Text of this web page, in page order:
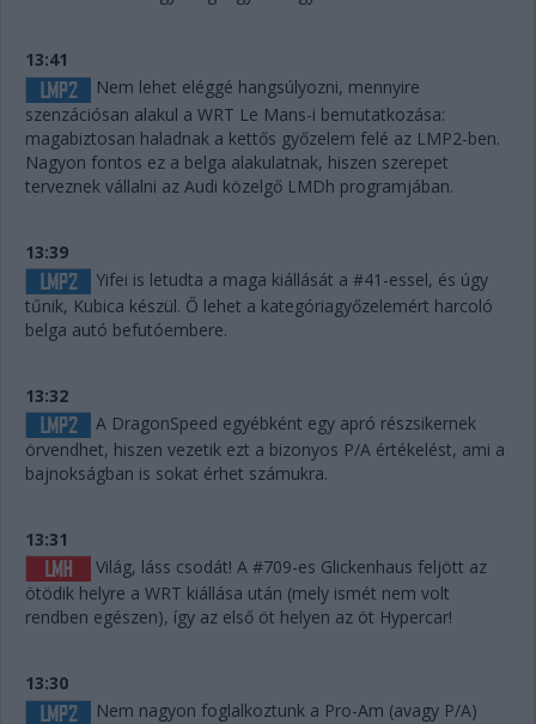
13:41
Nem lehet eléggé hangsúlyozni, mennyire
szenzációsan alakul a WRT Le Mans-i bemutatkozása:
magabiztosan haladnak a kettős győzelem felé az LMP2-ben.
Nagyon fontos ez a belga alakulatnak, hiszen szerepet
terveznek vállalni az Audi közelgő LMDh programjában.
13:39
Yifei is letudta a maga kiállását a #41-essel, és úgy
tűnik, Kubica készül. Ő lehet a kategóriagyőzelemért harcoló
belga autó befutóembere.
13:32
A DragonSpeed egyébként egy apró részsikernek
örvendhet, hiszen vezetik ezt a bizonyos P/A értékelést, ami a
bajnokságban is sokat érhet számukra.
13:31
Világ, láss csodát! A #709-es Glickenhaus feljött az
ötödik helyre a WRT kiállása után (mely ismét nem volt
rendben egészen), így az első öt helyen az öt Hypercar!
13:30
Nem nagyon foglalkoztunk a Pro-Am (avagy P/A)